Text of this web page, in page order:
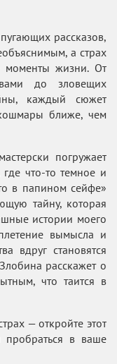
рассказов,
а страх
моменты жизни. От
до зловещих
каждый сюжет
кошмары ближе, чем
погружает
что-то темное и
в папином сейфе»
тайну, которая
истории моего
вымысла и
вдруг становятся
расскажет о
что таится в
— откройте этот
пробраться в ваше